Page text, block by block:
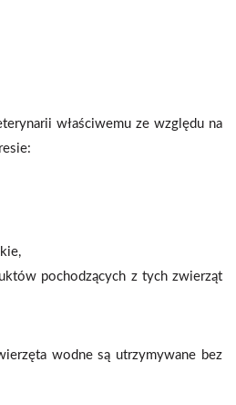
właściwemu ze względu na
pochodzących z tych zwierząt
wodne są utrzymywane bez